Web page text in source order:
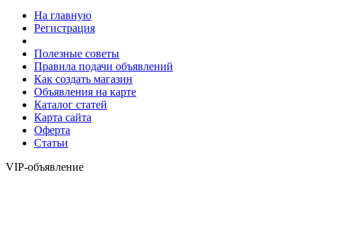
На главную
Регистрация
Полезные советы
Правила подачи объявлений
Как создать магазин
Объявления на карте
Каталог статей
Карта сайта
Оферта
Статьи
VIP-объявление